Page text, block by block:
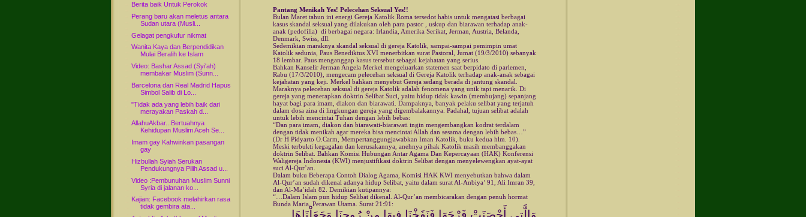
Berita baik Untuk Perokok
Perang baru akan meletus antara
Sudan utara (Musli...
Gelagat pengkufur nikmat
Wanita Kaya dan Berpendidikan
Mulai Beralih ke Islam
Video: Bashar Assad (Syi'ah)
membakar Muslim (Sunn...
Barcelona dan Real Madrid Hapus
Simbol Salib di Lo...
"Tidak ada yang lebih baik dari
merayakan Paskah d...
AllahuAkbar...Bertuahnya
Kehidupan Muslim Aceh Se...
Imam gay Kahwinkan pasangan
gay
Hizbullah Syiah Serukan
Pendukungnya Pilih Assad u...
Video :Pembunuhan Muslim Sunni
Syria di jalanan ko...
Kajian: Facebook melahirkan rasa
tidak gembira ata...
Pantang Menikah Yes! Pelecehan Seksual Yes!!
Bulan Maret tahun ini energi Gereja Katolik Roma tersedot habis untuk mengatasi berbagai
kasus skandal seksual yang dilakukan oleh para pastor , uskup dan biarawan terhadap anak-
anak (pedofilia) di berbagai negara: Irlandia, Amerika Serikat, Jerman, Austria, Belanda,
Denmark, Swiss, dll.
Sedemikian maraknya skandal seksual di gereja Katolik, sampai-sampai pemimpin umat
Katolik sedunia, Paus Benediktus XVI menerbitkan surat Pastoral, Jumat (19/3/2010) sebanyak
18 lembar. Paus menganggap kasus tersebut sebagai kejahatan yang serius.
Bahkan Kanselir Jerman Angela Merkel mengeluarkan statemen saat berpidato di parlemen,
Rabu (17/3/2010), mengecam pelecehan seksual di Gereja Katolik terhadap anak-anak sebagai
kejahatan yang keji. Merkel bahkan menyebut Gereja sedang berada di jantung skandal.
Maraknya pelecehan seksual di gereja Katolik adalah fenomena yang unik tapi menarik. Di
gereja yang menerapkan doktrin Selibat Suci, yaitu hidup tidak kawin (membujang) sepanjang
hayat bagi para imam, diakon dan biarawati. Dampaknya, banyak pelaku selibat yang terjatuh
dalam dosa zina di lingkungan gereja yang digembalakannya. Padahal, tujuan selibat adalah
untuk lebih mencintai Tuhan dengan lebih bebas:
“Dan para imam, diakon dan biarawati-biarawati ingin mengembangkan kodrat terdalam
dengan tidak menikah agar mereka bisa mencintai Allah dan sesama dengan lebih bebas…”
(Dr H Pidyarto O.Carm, Mempertanggungjawabkan Iman Katolik, buku kedua hlm. 10).
Meski terbukti kegagalan dan kerusakannya, anehnya pihak Katolik masih membanggakan
doktrin Selibat. Bahkan Komisi Hubungan Antar Agama Dan Kepercayaan (HAK) Konferensi
Waligereja Indonesia (KWI) menjustifikasi doktrin Selibat dengan menyelewengkan ayat-ayat
suci Al-Qur’an.
Dalam buku Beberapa Contoh Dialog Agama, Komisi HAK KWI menyebutkan bahwa dalam
Al-Qur’an sudah dikenal adanya hidup Selibat, yaitu dalam surat Al-Anbiya’ 91, Ali Imran 39,
dan Al-Ma’idah 82. Demikian kutipannya:
“…Dalam Islam pun hidup Selibat dikenal. Al-Qur’an membicarakan dengan penuh hormat
Bunda Maria, Perawan Utama. Surat 21:91: